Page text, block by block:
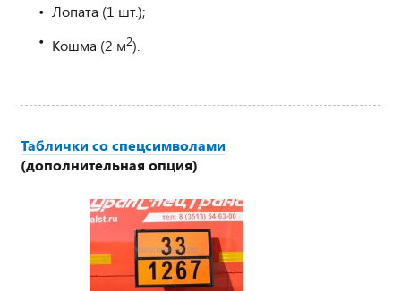
Лопата (1 шт.);
Кошма (2 м2).
Таблички со спецсимволами
(дополнительная опция)